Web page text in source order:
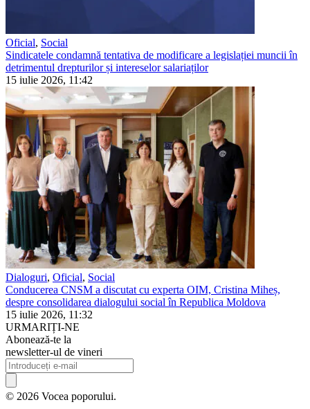
Oficial, Social
Sindicatele condamnă tentativa de modificare a legislației muncii în
detrimentul drepturilor și intereselor salariaților
15 iulie 2026, 11:42
Dialoguri, Oficial, Social
Conducerea CNSM a discutat cu experta OIM, Cristina Miheș,
despre consolidarea dialogului social în Republica Moldova
15 iulie 2026, 11:32
URMARIȚI-NE
Abonează-te la
newsletter-ul de vineri
© 2026 Vocea poporului.